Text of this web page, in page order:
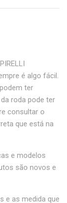
é algo fácil.
ter
roda pode ter
consultar o
que está na
e modelos
são novos e
e as medida que